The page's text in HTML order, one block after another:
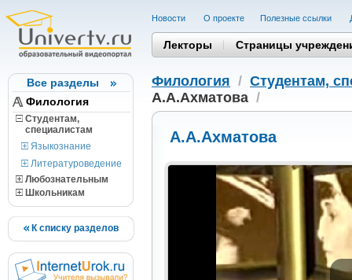
Все разделы
Филология
Студентам,
cпециалистам
Языкознание
Литературоведение
Любознательным
Школьникам
К списку разделов
Новости О проекте Полезные cсылки
Лекторы Страницы
Филология / Студентам,
А.А.Ахматова /
А.А.Ахматова